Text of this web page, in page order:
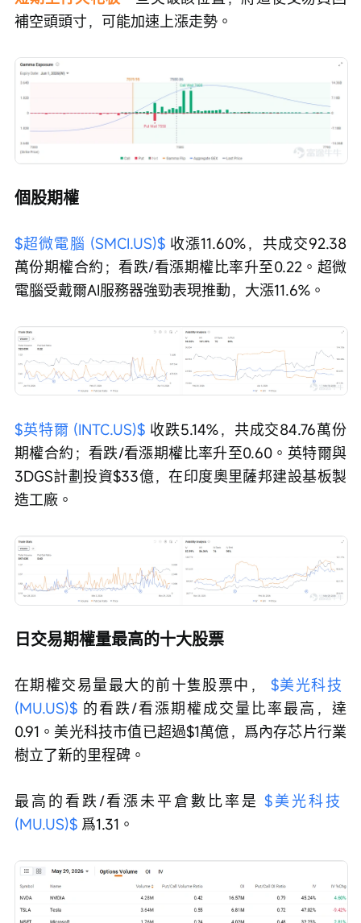
補空頭頭寸，可能加速上漲走勢。
個股期權
$超微電腦 (SMCI.US)$ 收漲11.60%，共成交92.38
萬份期權合約；看跌/看漲期權比率升至0.22。超微
電腦受戴爾AI服務器強勁表現推動，大漲11.6%。
$英特爾 (INTC.US)$ 收跌5.14%，共成交84.76萬份
期權合約；看跌/看漲期權比率升至0.60。英特爾與
3DGS計劃投資$33億，在印度奧里薩邦建設基板製
造工廠。
日交易期權量最高的十大股票
在期權交易量最大的前十隻股票中， $美光科技
(MU.US)$ 的看跌/看漲期權成交量比率最高，達
0.91。美光科技市值已超過$1萬億，爲內存芯片行業
樹立了新的里程碑。
最高的看跌/看漲未平倉數比率是 $美光科技
(MU.US)$ 爲1.31。